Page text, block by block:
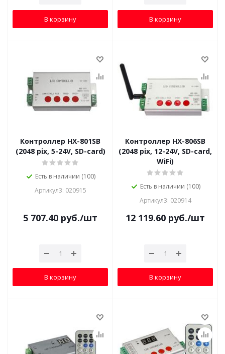
В корзину В корзину
Контроллер HX-801SB
(2048 pix, 5-24V, SD-card)
Есть в наличии (100)
Артикул3: 020915
5 707.40 руб./шт
В корзину
Контроллер HX-806SB
(2048 pix, 12-24V, SD-card,
WiFi)
Есть в наличии (100)
Артикул3: 020914
12 119.60 руб./шт
В корзину